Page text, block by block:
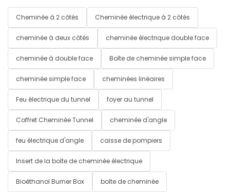
Cheminée à 2 côtés Cheminée électrique à 2 côtés
cheminée à deux côtés cheminée électrique double face
cheminée à double face Boîte de cheminée simple face
cheminée simple face cheminées linéaires
Feu électrique du tunnel foyer au tunnel
Coffret Cheminée Tunnel cheminée d'angle
feu électrique d'angle caisse de pompiers
Insert de la boîte de cheminée électrique
Bioéthanol Burner Box boîte de cheminée